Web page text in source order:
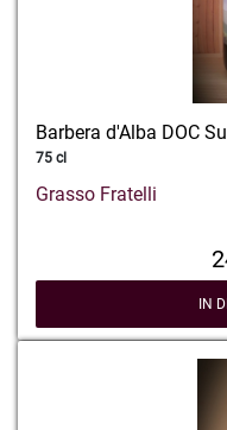
Barbera d'Alba DOC
75 cl
Grasso Fratelli
IN